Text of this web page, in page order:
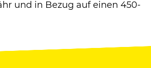
und in Bezug auf einen 450-